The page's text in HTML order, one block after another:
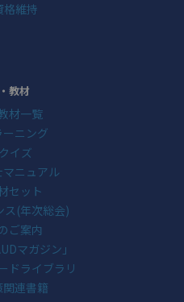
格維持
教材
材一覧
ーニング
イズ
ニュアル
セット
ス(年次総会)
ご案内
マガジン」
ドライブラリ
連書籍